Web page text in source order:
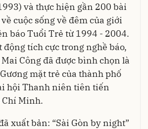
và thực hiện gần 200 bài
cuộc sống về đêm của giới
báo Tuổi Trẻ từ 1994 - 2004.
tích cực trong nghề báo,
Công đã được bình chọn là
mặt trẻ của thành phố
hội Thanh niên tiên tiến
Chí Minh.
xuất bản: “Sài Gòn by night”